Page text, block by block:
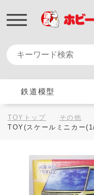
鉄道模型
TOYトップ
その他
TOY(スケールミニカー